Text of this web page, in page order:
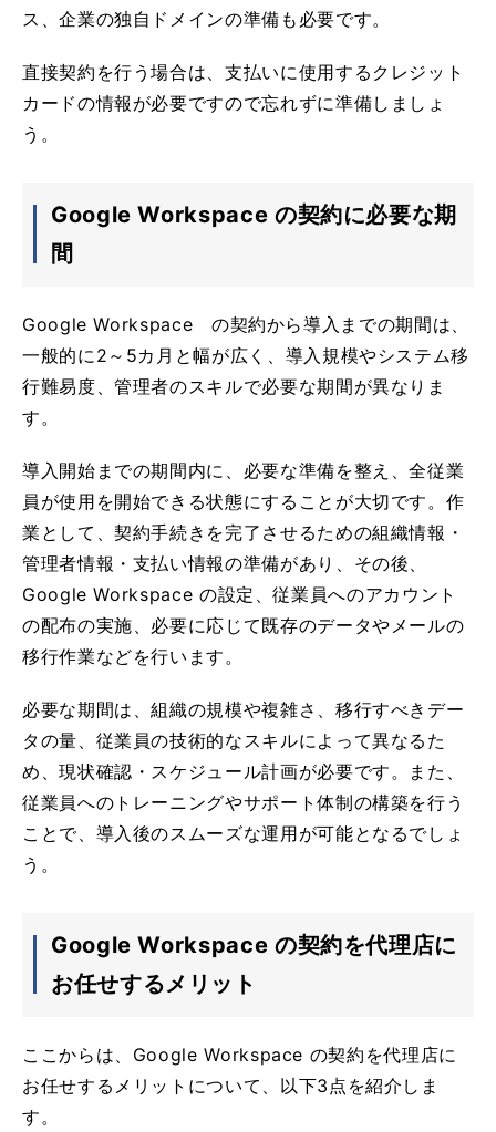
ス、企業の独自ドメインの準備も必要です。
直接契約を行う場合は、支払いに使用するクレジット
カードの情報が必要ですので忘れずに準備しましょ
う。
Google Workspace の契約に必要な期
間
Google Workspace の契約から導入までの期間は、
一般的に2～5カ月と幅が広く、導入規模やシステム移
行難易度、管理者のスキルで必要な期間が異なりま
す。
導入開始までの期間内に、必要な準備を整え、全従業
員が使用を開始できる状態にすることが大切です。作
業として、契約手続きを完了させるための組織情報・
管理者情報・支払い情報の準備があり、その後、
Google Workspace の設定、従業員へのアカウント
の配布の実施、必要に応じて既存のデータやメールの
移行作業などを行います。
必要な期間は、組織の規模や複雑さ、移行すべきデー
タの量、従業員の技術的なスキルによって異なるた
め、現状確認・スケジュール計画が必要です。また、
従業員へのトレーニングやサポート体制の構築を行う
ことで、導入後のスムーズな運用が可能となるでしょ
う。
Google Workspace の契約を代理店に
お任せするメリット
ここからは、Google Workspace の契約を代理店に
お任せするメリットについて、以下3点を紹介しま
す。